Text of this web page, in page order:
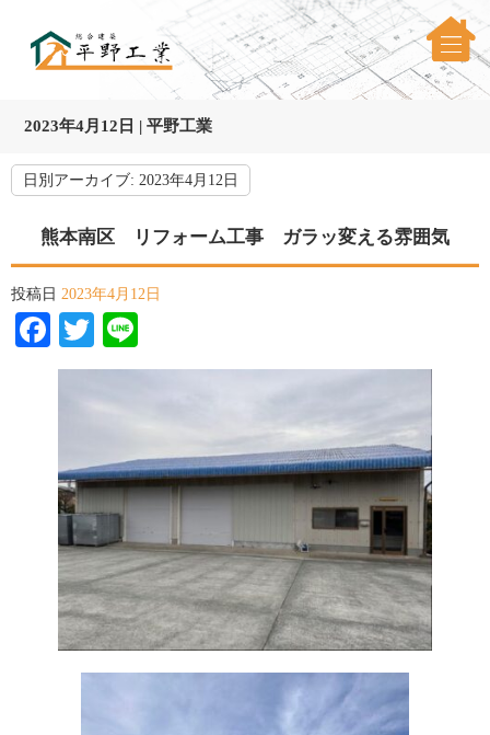
2023年4月12日 | 平野工業
日別アーカイブ: 2023年4月12日
熊本南区 リフォーム工事 ガラッ変える雰囲気
投稿日 2023年4月12日
Facebook
Twitter